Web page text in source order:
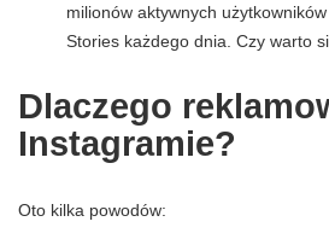
milionów aktywnych
Stories każdego dnia. Czy warto
Dlaczego
Instagramie?
Oto kilka powodów: